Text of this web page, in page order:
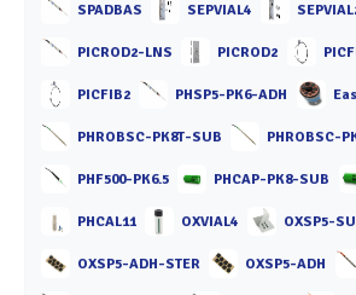
SPADBAS SEPVIAL4
PICROD2-LNS PICROD2
PICFIB2 PHSP5-PK6-ADH
PHROBSC-PK8T-SUB PHROBSC-
PHF500-PK6.5 PHCAP-PK8-SUB
PHCAL11 OXVIAL4 OXSP5-
OXSP5-ADH-STER OXSP5-ADH